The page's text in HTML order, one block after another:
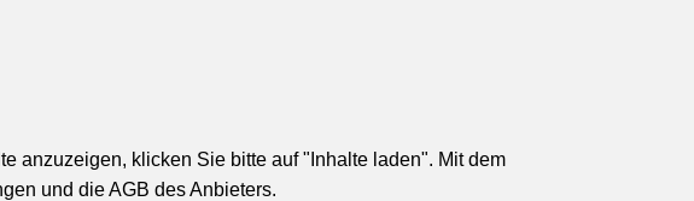
anzuzeigen, klicken Sie bitte auf "Inhalte laden". Mit dem
und die AGB des Anbieters.